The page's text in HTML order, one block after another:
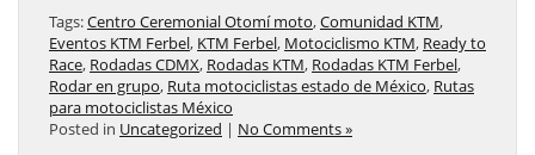
Tags:Centro Ceremonial Otomí moto,Comunidad KTM,
Eventos KTM Ferbel, KTM Ferbel, Motociclismo KTM, Ready to
Race, Rodadas CDMX, Rodadas KTM, Rodadas KTM Ferbel,
Rodar en grupo, Ruta motociclistas estado de México, Rutas
para motociclistas México
Posted in Uncategorized | No Comments »